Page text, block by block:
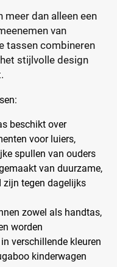
meer dan alleen een
van
tassen combineren
stijlvolle design
beschikt over
voor luiers,
spullen van ouders
van duurzame,
tegen dagelijks
zowel als handtas,
worden
verschillende kleuren
kinderwagen